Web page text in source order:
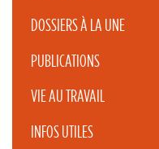
DOSSIERS À LA UNE
PUBLICATIONS
VIE AU TRAVAIL
INFOS UTILES